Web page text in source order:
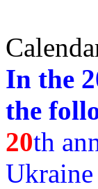
In the
the
20th